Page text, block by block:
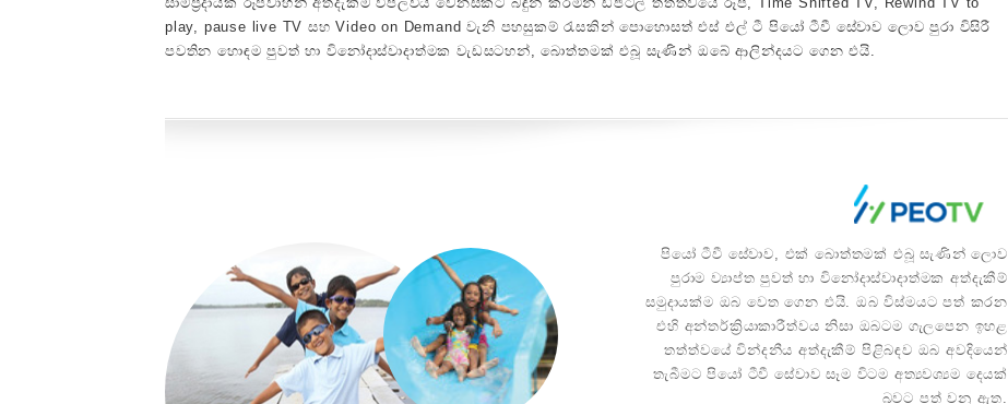
play, pause live TV සහ Video on Demand වැනි පහසුකම් රැසකින් පොහොසත් එස් එල් ටී පියෝ ටීවී සේවාව ලොව පුරා විසිරී
පවතින හොඳම පුවත් හා විනෝදාස්වාදාත්මක වැඩසටහන්, බොත්තමක් එබූ සැණින් ඔබේ ආලින්දයට ගෙන එයි.
පියෝ ටීවී සේවාව, එක් බොත්තමක් එබූ සැණින් ලොව
පුරාම ව්‍යාප්ත පුවත් හා විනෝදාස්වාදාත්මක අත්දැකීම්
සමුදායක්ම ඔබ වෙත ගෙන එයි. ඔබ විස්මයට පත් කරන
එහි අන්තර්ක්‍රියාකාරීත්වය නිසා ඔබටම ගැලපෙන ඉහළ
තත්ත්වයේ වින්දනීය අත්දැකීම් පිළිබඳව ඔබ අවදියෙන්
තැබීමට පියෝ ටීවී සේවාව සෑම විටම අත්‍යවශ්‍යම දෙයක්
බවට පත් වනු ඇත.